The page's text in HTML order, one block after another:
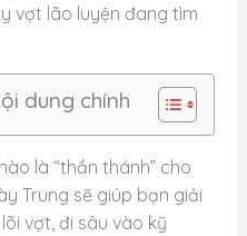
vợt lão luyện đang tìm
dung chính
là “thần thánh” cho
Trung sẽ giúp bạn giải
vợt, đi sâu vào kỹ